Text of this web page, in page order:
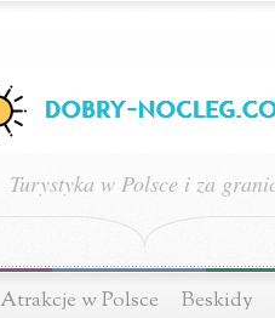
Turystyka w Polsce i za
Atrakcje w Polsce Beskidy